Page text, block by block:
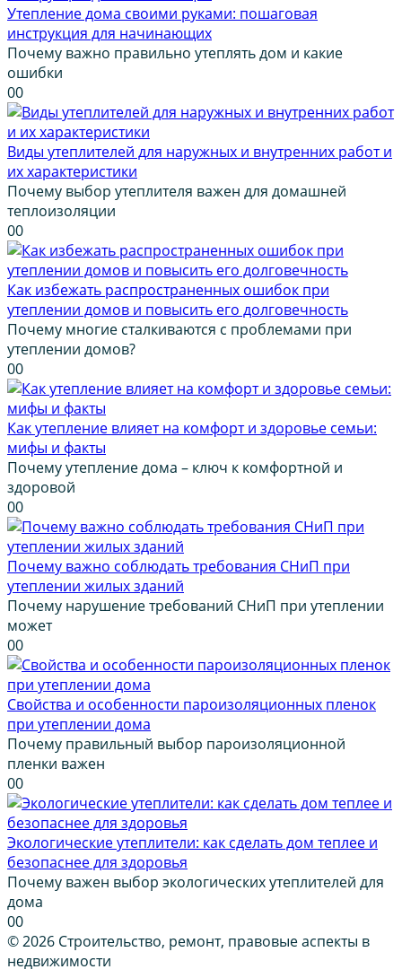
Утепление дома своими руками: пошаговая
инструкция для начинающих
Почему важно правильно утеплять дом и какие
ошибки
00
Виды утеплителей для наружных и внутренних работ и
их характеристики
Почему выбор утеплителя важен для домашней
теплоизоляции
00
Как избежать распространенных ошибок при
утеплении домов и повысить его долговечность
Почему многие сталкиваются с проблемами при
утеплении домов?
00
Как утепление влияет на комфорт и здоровье семьи:
мифы и факты
Почему утепление дома – ключ к комфортной и
здоровой
00
Почему важно соблюдать требования СНиП при
утеплении жилых зданий
Почему нарушение требований СНиП при утеплении
может
00
Свойства и особенности пароизоляционных пленок
при утеплении дома
Почему правильный выбор пароизоляционной
пленки важен
00
Экологические утеплители: как сделать дом теплее и
безопаснее для здоровья
Почему важен выбор экологических утеплителей для
дома
00
© 2026 Строительство, ремонт, правовые аспекты в
недвижимости